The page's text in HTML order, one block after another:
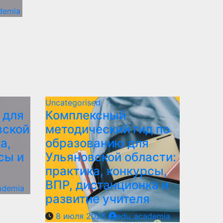
и
Uncategorised
Комплексный
методический гид по
образованию для
Ульяновской области:
практика, конкурсы,
ВПР, дистанционка и
развитие учителя
8 июля 2026 edu_academia